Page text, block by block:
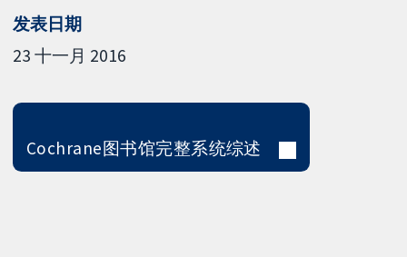
发表日期
23 十一月 2016
Cochrane图书馆完整系统综述